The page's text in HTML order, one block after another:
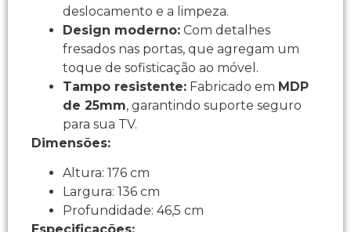
deslocamento e a limpeza.
Design moderno: Com detalhes
fresados nas portas, que agregam um
toque de sofisticação ao móvel.
Tampo resistente: Fabricado em MDP
de 25mm, garantindo suporte seguro
para sua TV.
Dimensões:
Altura: 176 cm
Largura: 136 cm
Profundidade: 46,5 cm